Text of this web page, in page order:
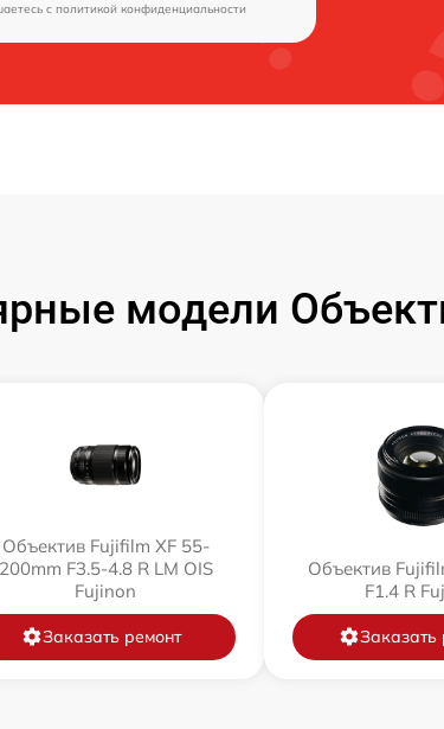
c политикой конфиденциальности
модели
Объектив Fujifilm XF 55-
200mm F3.5-4.8 R LM OIS
Fujinon
Заказать ремонт
Объектив
F1.4 R
Заказать